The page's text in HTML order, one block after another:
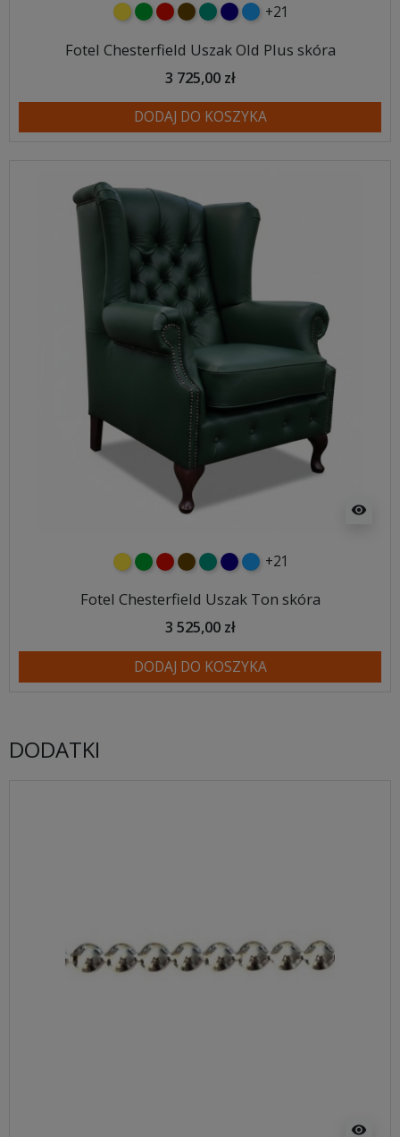
żółtyzielonyczerwony
czekoladowy
turkusowy
granatowy
niebieski
+21
Fotel Chesterfield Uszak Old Plus skóra
3 725,00 zł
DODAJ DO KOSZYKA
visibility
żółtyzielonyczerwony
czekoladowy
turkusowy
granatowy
niebieski
+21
Fotel Chesterfield Uszak Ton skóra
3 525,00 zł
DODAJ DO KOSZYKA
DODATKI
visibility